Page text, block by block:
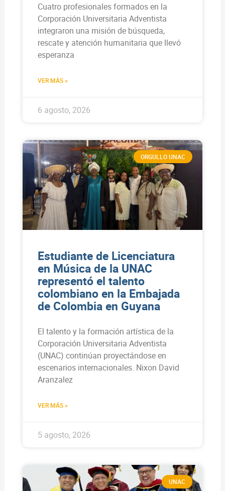
Cuatro profesionales formados en la
Corporación Universitaria Adventista
integraron una misión de búsqueda,
rescate y atención humanitaria que llevó
esperanza
VER MÁS »
6 agosto, 2026
ORGULLO UNAC
Estudiante de Licenciatura
en Música de la UNAC
representó el talento
colombiano en la Embajada
de Colombia en Guyana
El talento y la formación artística de la
Corporación Universitaria Adventista
(UNAC) continúan proyectándose en
escenarios internacionales. Nixon David
Aranzalez
VER MÁS »
5 agosto, 2026
UNAC